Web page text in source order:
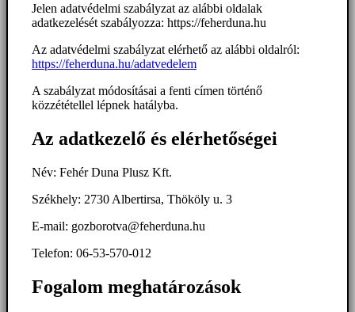
Jelen adatvédelmi szabályzat az alábbi oldalak
adatkezelését szabályozza: https://feherduna.hu
Az adatvédelmi szabályzat elérhető az alábbi oldalról:
https://feherduna.hu/adatvedelem
A szabályzat módosításai a fenti címen történő
közzététellel lépnek hatályba.
Az adatkezelő és elérhetőségei
Név: Fehér Duna Plusz Kft.
Székhely: 2730 Albertirsa, Thököly u. 3
E-mail: gozborotva@feherduna.hu
Telefon: 06-53-570-012
Fogalom meghatározások